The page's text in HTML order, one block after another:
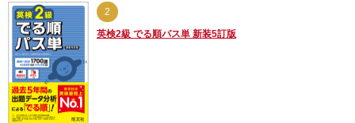
2
英検2級 でる順パス単 新装5訂版